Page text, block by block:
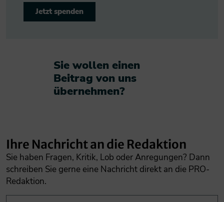
Jetzt spenden
Sie wollen einen
Beitrag von uns
übernehmen?​
Ihre Nachricht an die Redaktion
Sie haben Fragen, Kritik, Lob oder Anregungen? Dann
schreiben Sie gerne eine Nachricht direkt an die PRO-
Redaktion.